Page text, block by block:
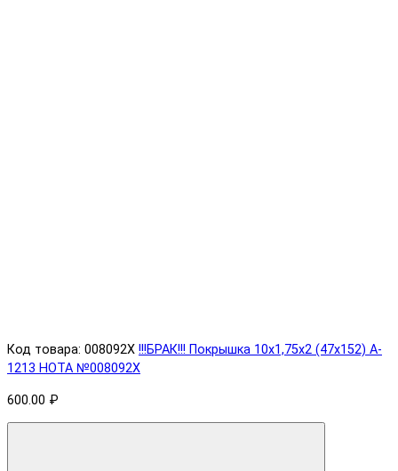
Код товара: 008092X !!!БРАК!!! Покрышка 10х1,75х2 (47x152) A-
1213 HOTA №008092X
600.00 ₽